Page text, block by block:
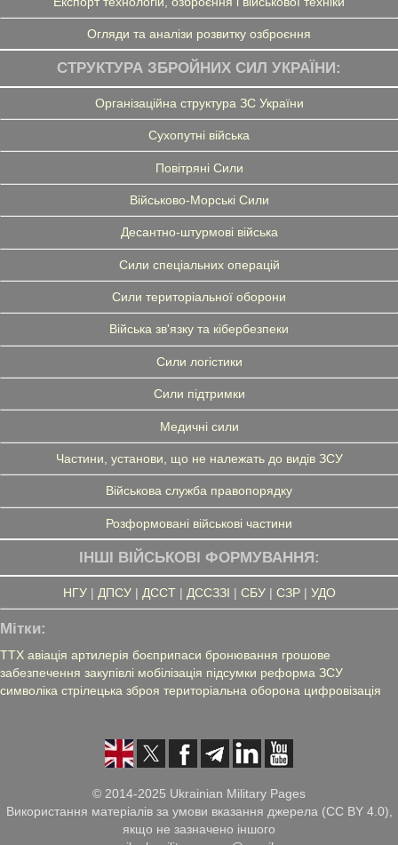
Огляди та аналізи розвитку озброєння
СТРУКТУРА ЗБРОЙНИХ СИЛ УКРАЇНИ:
Організаційна структура ЗС України
Сухопутні війська
Повітряні Сили
Військово-Морські Сили
Десантно-штурмові війська
Сили спеціальних операцій
Сили територіальної оборони
Війська зв'язку та кібербезпеки
Сили логістики
Сили підтримки
Медичні сили
Частини, установи, що не належать до видів ЗСУ
Військова служба правопорядку
Розформовані військові частини
ІНШІ ВІЙСЬКОВІ ФОРМУВАННЯ:
НГУ| ДПСУ| ДССТ| ДССЗЗІ | СБУ| СЗР| УДО
Мітки:
ТТХ авіація артилерія боєприпаси бронювання грошове
забезпечення закупівлі мобілізація підсумки реформа ЗСУ
символіка стрілецька зброя територіальна оборона цифровізація
© 2014-2025 Ukrainian Military Pages
Використання матеріалів за умови вказання джерела (CC BY 4.0),
якщо не зазначено іншого